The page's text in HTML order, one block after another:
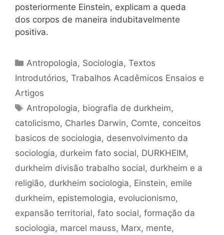
posteriormente Einstein, explicam a queda
dos corpos de maneira indubitavelmente
positiva.
Categorias
Antropologia, Sociologia,Textos
Introdutórios, Trabalhos Acadêmicos Ensaios e
Artigos
Tags
Antropologia, biografia de durkheim,
catolicismo, Charles Darwin, Comte, conceitos
basicos de sociologia, desenvolvimento da
sociologia, durkeim fato social, DURKHEIM,
durkheim divisão trabalho social, durkheim e a
religião, durkheim sociologia, Einstein, emile
durkheim, epistemologia, evolucionismo,
expansão territorial, fato social, formação da
sociologia, marcel mauss, Marx, mente,